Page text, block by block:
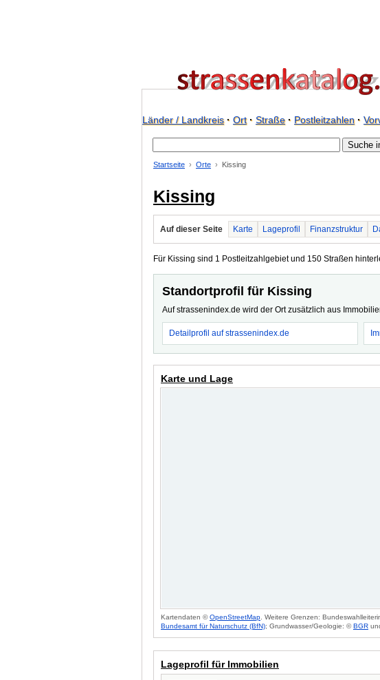
Länder / Landkreis· Ort· Straße· Postleitzahlen·
Startseite Orte Kissing
Kissing
Auf dieser Seite Karte Lageprofil Finanzstruktur
Für Kissing sind 1 Postleitzahlgebiet und 150 Straßen
Standortprofil für Kissing
Auf strassenindex.de wird der Ort zusätzlich aus
Detailprofil auf strassenindex.de
Karte und Lage
Kartendaten ©OpenStreetMap . Weitere Grenzen:
Bundesamt für Naturschutz (BfN); Grundwasser/Geologie: ©BGR
Lageprofil für Immobilien